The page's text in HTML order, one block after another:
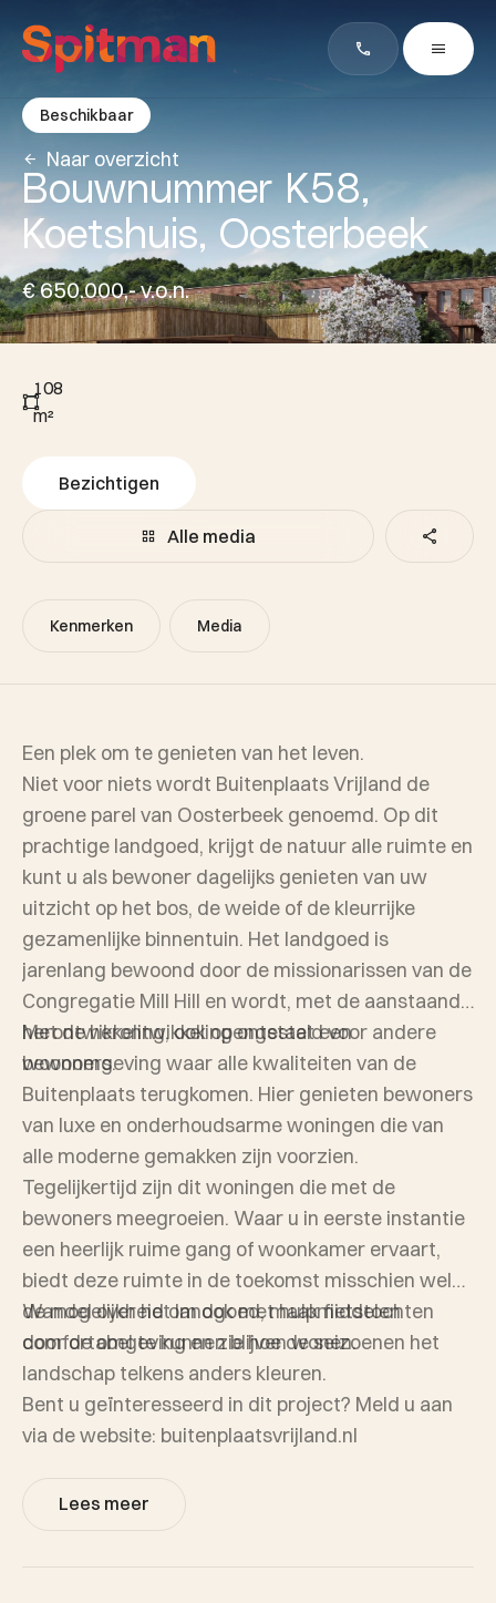
Naar overzicht
Beschikbaar
Bouwnummer K58,
Koetshuis, Oosterbeek
€ 650.000,- v.o.n.
108
m²
Bezichtigen
Alle media
Kenmerken Media
Een plek om te genieten van het leven.
Niet voor niets wordt Buitenplaats Vrijland de
groene parel van Oosterbeek genoemd. Op dit
prachtige landgoed, krijgt de natuur alle ruimte en
kunt u als bewoner dagelijks genieten van uw
uitzicht op het bos, de weide of de kleurrijke
gezamenlijke binnentuin. Het landgoed is
jarenlang bewoond door de missionarissen van de
Congregatie Mill Hill en wordt, met de aanstaande
herontwikkeling, ook opengesteld voor andere
bewoners.
Met de herontwikkeling ontstaat een
woonomgeving waar alle kwaliteiten van de
Buitenplaats terugkomen. Hier genieten bewoners
van luxe en onderhoudsarme woningen die van
alle moderne gemakken zijn voorzien.
Tegelijkertijd zijn dit woningen die met de
bewoners meegroeien. Waar u in eerste instantie
een heerlijk ruime gang of woonkamer ervaart,
biedt deze ruimte in de toekomst misschien wel
de mogelijkheid om ook met hulpmiddelen
comfortabel te kunnen blijven wonen.
Wandel over het landgoed, maak fietstochten
door de omgeving en zie hoe de seizoenen het
landschap telkens anders kleuren.
Bent u geïnteresseerd in dit project? Meld u aan
via de website: buitenplaatsvrijland.nl
Lees meer